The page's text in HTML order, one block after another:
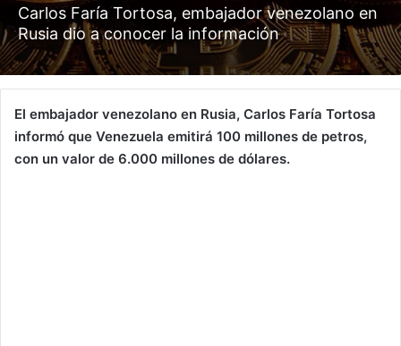
Carlos Faría Tortosa, embajador venezolano en
Rusia dio a conocer la información
El embajador venezolano en Rusia, Carlos Faría Tortosa
informó que Venezuela emitirá 100 millones de petros,
con un valor de 6.000 millones de dólares.